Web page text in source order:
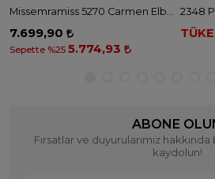
7.699,90
Sepette %25 5.774,93
2348
ABONE
Fırsatlar ve duyurularımız
kaydolun!